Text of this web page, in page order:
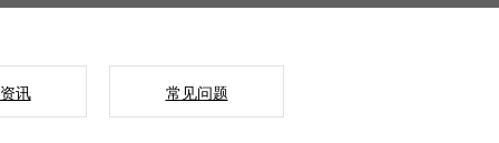
讯 常见问题